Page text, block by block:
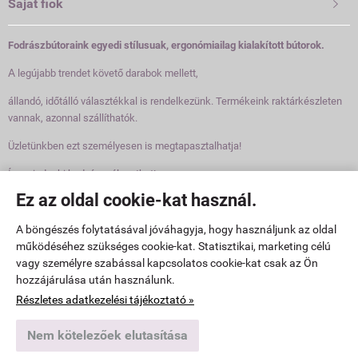
Ez az oldal cookie-kat használ.
A böngészés folytatásával jóváhagyja, hogy használjunk az oldal
működéséhez szükséges cookie-kat. Statisztikai, marketing célú
vagy személyre szabással kapcsolatos cookie-kat csak az Ön
hozzájárulása után használunk.
Részletes adatkezelési tájékoztató »
Nem kötelezőek elutasítása
habszivacs töltetű ülés nagyfokú
karfák lehetővé teszik a vendég
görnyedjen meg.
Saját fiók 
Fodrászbútoraink egyedi stílusuak, ergonómiailag kialakított bútorok.
A legújabb trendet követő darabok mellett,
állandó, időtálló választékkal is rendelkezünk. Termékeink raktárkészleten
vannak, azonnal szállíthatók.
Üzletünkben ezt személyesen is megtapasztalhatja!
Így mindenki kedvére válogathat!
www.fodraszbutorok.hu -Pannonbeauty Kft- ÁSZF-Adatkezelési tájékoztató
Webáruház készítés a StartÜzlettel.